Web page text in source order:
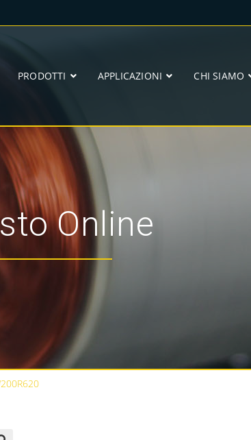
PRODOTTI APPLICAZIONI CHI SIAMO
Online